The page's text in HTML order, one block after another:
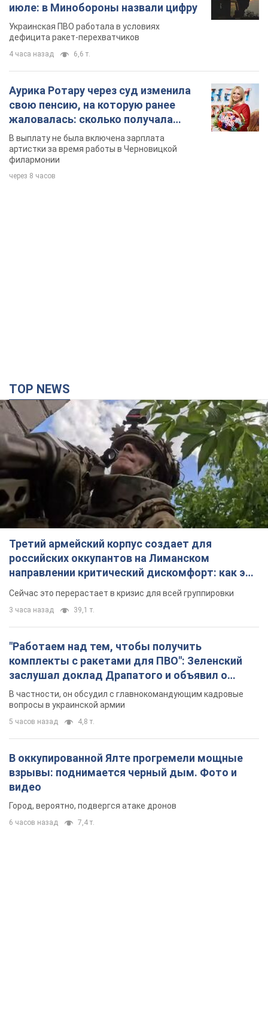
июле: в Минобороны назвали цифру
Украинская ПВО работала в условиях
дефицита ракет-перехватчиков
4 часа назад 6,6 т.
Аурика Ротару через суд изменила
свою пенсию, на которую ранее
жаловалась: сколько получала
певица
В выплату не была включена зарплата
артистки за время работы в Черновицкой
филармонии
через 8 часов
TOP NEWS
Третий армейский корпус создает для
российских оккупантов на Лиманском
направлении критический дискомфорт: как это
удалось
Сейчас это перерастает в кризис для всей группировки
3 часа назад 39,1 т.
"Работаем над тем, чтобы получить
комплекты с ракетами для ПВО": Зеленский
заслушал доклад Драпатого и объявил о
новых мерах
В частности, он обсудил с главнокомандующим кадровые
вопросы в украинской армии
5 часов назад 4,8 т.
В оккупированной Ялте прогремели мощные
взрывы: поднимается черный дым. Фото и
видео
Город, вероятно, подвергся атаке дронов
6 часов назад 7,4 т.